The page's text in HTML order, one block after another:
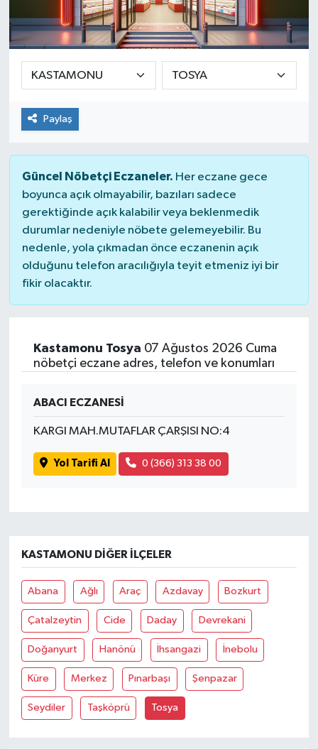
Paylaş
Güncel Nöbetçi Eczaneler. Her eczane gece
boyunca açık olmayabilir, bazıları sadece
gerektiğinde açık kalabilir veya beklenmedik
durumlar nedeniyle nöbete gelemeyebilir. Bu
nedenle, yola çıkmadan önce eczanenin açık
olduğunu telefon aracılığıyla teyit etmeniz iyi bir
fikir olacaktır.
Kastamonu Tosya 07 Ağustos 2026 Cuma
nöbetçi eczane adres, telefon ve konumları
ABACI ECZANESİ
KARGI MAH.MUTAFLAR ÇARŞISI NO:4
Yol Tarifi Al 0 (366) 313 38 00
KASTAMONU DIĞER İLÇELER
Abana Ağlı Araç Azdavay Bozkurt
Çatalzeytin Cide Daday Devrekani
Doğanyurt Hanönü İhsangazi İnebolu
Küre Merkez Pınarbaşı Şenpazar
Seydiler Taşköprü Tosya
Yaşam